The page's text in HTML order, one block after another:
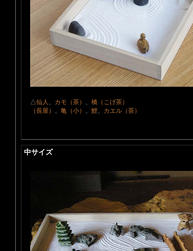
△仙人 、 カモ（茶） 、 橋（
（長屋） 、 亀（小） 、 鯉、 カエル（茶）
中サイズ